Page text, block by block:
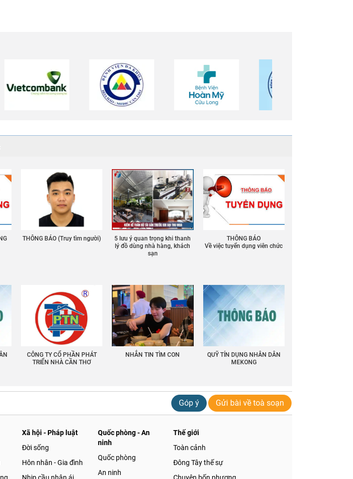
THÔNG BÁO (Truy tìm người)
5 lưu ý quan trọng khi thanh
lý đồ dùng nhà hàng, khách
sạn
THÔNG BÁO
Về việc tuyển dụng viên chức
CÔNG TY CỔ PHẦN PHÁT
TRIỂN NHÀ CẦN THƠ
NHẮN TIN TÌM CON
QUỸ TÍN DỤNG NHÂN DÂN
MEKONG
Góp ý Gửi bài về toà soạn
Xã hội - Pháp luật
Đời sống
Hôn nhân - Gia đình
Quốc phòng - An
ninh
Quốc phòng
An ninh
Thế giới
Toàn cảnh
Đông Tây thế sự